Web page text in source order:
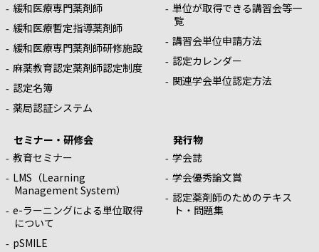
緩和医療専門薬剤師
緩和医療暫定指導薬剤師
緩和医療専門薬剤師研修施設
麻薬教育認定薬剤師認定制度
認定名簿
薬局認証システム
単位が取得できる講習会等一
覧
講習会単位申請方法
認定カレンダー
関連学会単位認定方法
セミナー・研修会
教育セミナー
LMS（Learning
Management System）
e-ラーニングによる単位取得
について
pSMILE
発行物
学会誌
学会優秀論文賞
認定薬剤師のためのテキス
ト・問題集